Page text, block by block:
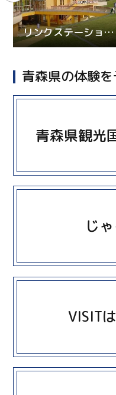
リンクステーションヒルズ雲谷（モヤヒルズ）
青森県の体験
青森県観光
more
じ
more
VISIT
more
more